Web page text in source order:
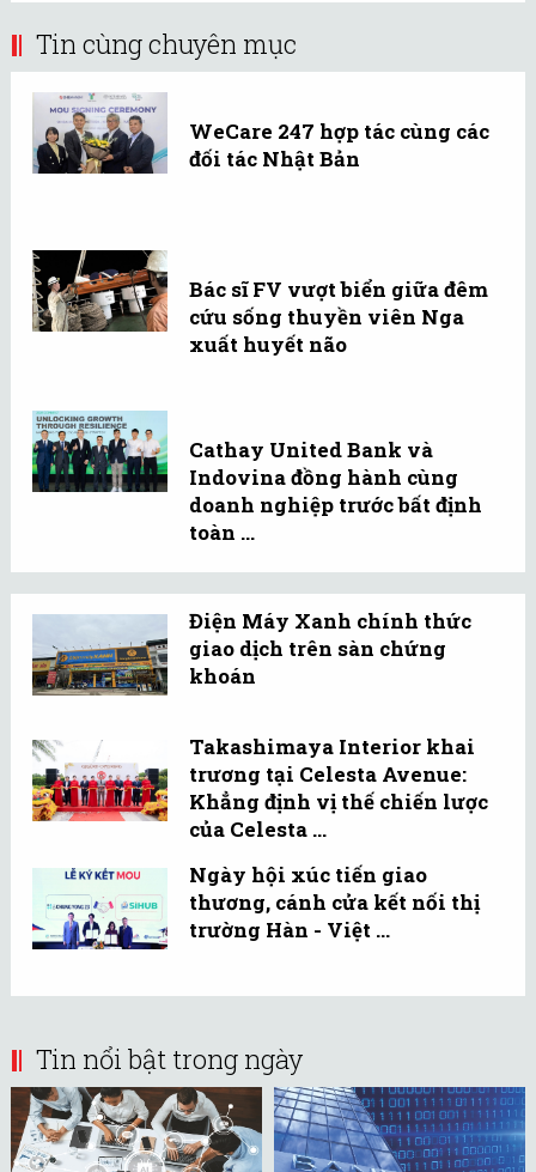
Tin cùng chuyên mục
WeCare 247 hợp tác cùng các
đối tác Nhật Bản
Bác sĩ FV vượt biển giữa đêm
cứu sống thuyền viên Nga
xuất huyết não
Cathay United Bank và
Indovina đồng hành cùng
doanh nghiệp trước bất định
toàn ...
Điện Máy Xanh chính thức
giao dịch trên sàn chứng
khoán
Takashimaya Interior khai
trương tại Celesta Avenue:
Khẳng định vị thế chiến lược
của Celesta ...
Ngày hội xúc tiến giao
thương, cánh cửa kết nối thị
trường Hàn - Việt ...
Tin nổi bật trong ngày